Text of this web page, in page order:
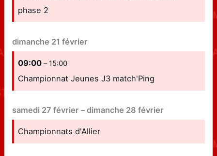
phase 2
dimanche 21 février
09:00– 15:00
Championnat Jeunes J3 match'Ping
samedi 27 février –dimanche 28 février
Championnats d'Allier